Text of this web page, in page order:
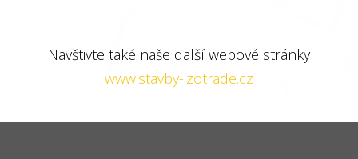
Navštivte také naše další webové stránky
www.stavby-izotrade.cz